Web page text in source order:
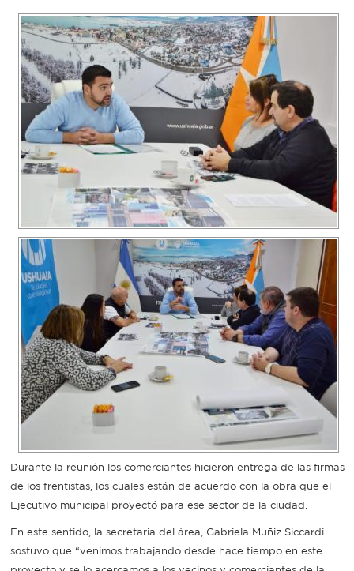
estudiantil
Recorrido
colectivos
Recarga
SUBE
Durante la reunión los comerciantes hicieron entrega de las firmas
de los frentistas, los cuales están de acuerdo con la obra que el
Ejecutivo municipal proyectó para ese sector de la ciudad.
En este sentido, la secretaria del área, Gabriela Muñiz Siccardi
sostuvo que “venimos trabajando desde hace tiempo en este